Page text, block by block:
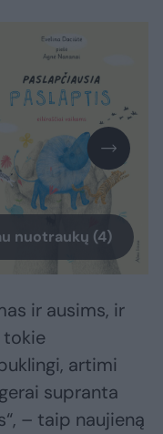
nuotraukų (4)
ir ausims, ir
tokie
artimi
supranta
– taip naujieną